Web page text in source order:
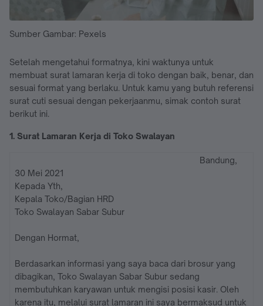
Sumber Gambar: Pexels
Setelah mengetahui formatnya, kini waktunya untuk
membuat surat lamaran kerja di toko dengan baik, benar, dan
sesuai format yang berlaku. Untuk kamu yang butuh referensi
surat cuti sesuai dengan pekerjaanmu, simak contoh surat
berikut ini.
1. Surat Lamaran Kerja di Toko Swalayan
Bandung,
30 Mei 2021
Kepada Yth,
Kepala Toko/Bagian HRD
Toko Swalayan Sabar Subur
Dengan Hormat,
Berdasarkan informasi yang saya baca dari brosur yang
dibagikan, Toko Swalayan Sabar Subur sedang
membutuhkan karyawan untuk mengisi posisi kasir. Oleh
karena itu, melalui surat lamaran ini saya bermaksud untuk